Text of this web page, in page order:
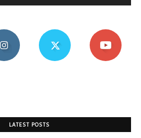
LATEST POSTS